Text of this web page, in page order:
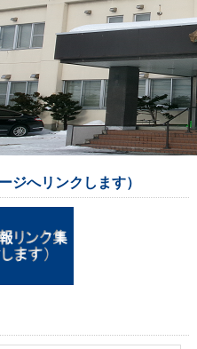
ジへリンクします）